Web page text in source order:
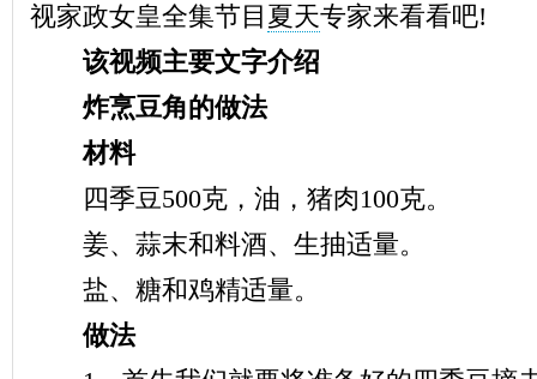
视家政女皇全集节目 夏天专家来看看吧!
该视频主要文字介绍
炸烹豆角的做法
材料
四季豆500克，油，猪肉100克。
姜、蒜末和料酒、生抽适量。
盐、糖和鸡精适量。
做法